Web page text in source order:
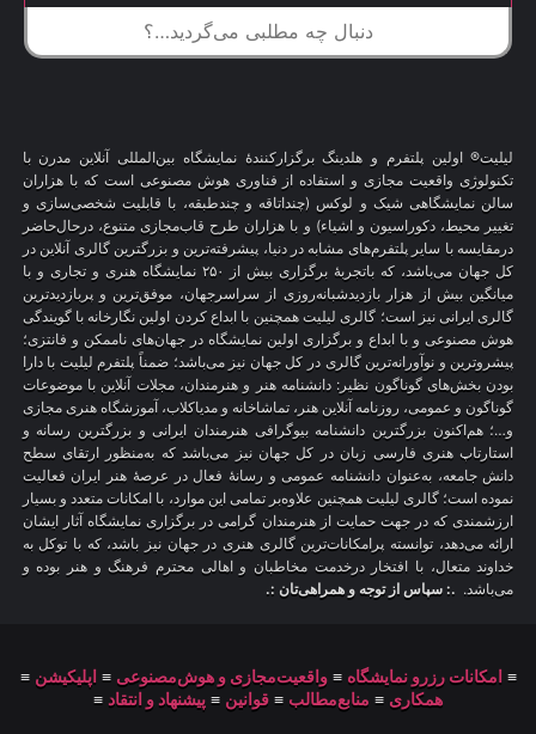
لیلیت® اولین پلتفرم و هلدینگ برگزارکنندهٔ نمایشگاه بین‌المللی آنلاین مدرن با
تکنولوژی واقعیت مجازی و استفاده از فناوری هوش مصنوعی است که با هزاران
سالن نمایشگاهی شیک و لوکس (چنداتاقه و چندطبقه، با قابلیت شخصی‌سازی و
تغییر محیط، دکوراسیون و اشیاء) و با هزاران طرح قاب‌مجازی متنوع، درحال‌حاضر
درمقایسه با سایر پلتفرم‌های مشابه در دنیا، پیشرفته‌ترین و بزرگترین گالری آنلاین در
کل جهان می‌باشد، که باتجربهٔ برگزاری بیش از ۲۵۰ نمایشگاه هنری و تجاری و با
میانگین بیش از هزار بازدیدشبانه‌روزی از سراسرجهان، موفق‌ترین و پربازدیدترین
گالری ایرانی نیز است؛ گالری لیلیت همچنین با ابداع کردن اولین نگارخانه با گویندگی
هوش مصنوعی و با ابداع و برگزاری اولین نمایشگاه در جهان‌های ناممکن و فانتزی؛
پیشروترین و نوآورانه‌ترین گالری در کل جهان نیز می‌باشد؛ ضمناً پلتفرم لیلیت با دارا
بودن بخش‌های گوناگون نظیر: دانشنامه هنر و هنرمندان، مجلات آنلاین با موضوعات
گوناگون و عمومی، روزنامه آنلاین هنر، تماشاخانه و مدیاکلاب، آموزشگاه هنری مجازی
و…؛ هم‌اکنون بزرگترین دانشنامه بیوگرافی هنرمندان ایرانی و بزرگترین رسانه و
استارتاپ هنری فارسی زبان در کل جهان نیز می‌باشد که به‌منظور ارتقای سطح
دانش جامعه، به‌عنوان دانشنامه عمومی و رسانهٔ فعال در عرصهٔ هنر ایران فعالیت
نموده است؛ گالری لیلیت همچنین علاوه‌بر تمامی این موارد، با امکانات متعدد و بسیار
ارزشمندی که در جهت حمایت از هنرمندان گرامی در برگزاری نمایشگاه آثار ایشان
ارائه می‌دهد، توانسته پرامکانات‌ترین گالری هنری در جهان نیز باشد، که با توکل به
خداوند متعال، با افتخار درخدمت مخاطبان و اهالی محترم فرهنگ و هنر بوده و
می‌باشد. .: سپاس از توجه و همراهی‌تان :.
≡ امکانات رزرو نمایشگاه ≡واقعیت‌مجازی و هوش‌مصنوعی ≡ اپلیکیشن ≡
همکاری ≡ منابع‌مطالب ≡ قوانین ≡ پیشنهاد و انتقاد ≡